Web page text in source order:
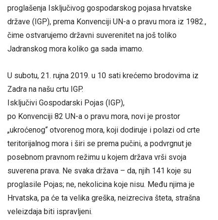
proglašenja Isključivog gospodarskog pojasa hrvatske
države (IGP), prema Konvenciji UN-a o pravu mora iz 1982.,
čime ostvarujemo državni suverenitet na još toliko
Jadranskog mora koliko ga sada imamo.
U subotu, 21. rujna 2019. u 10 sati krećemo brodovima iz
Zadra na našu crtu IGP.
Isključivi Gospodarski Pojas (IGP),
po Konvenciji 82 UN-a o pravu mora, novi je prostor
„ukroćenog“ otvorenog mora, koji dodiruje i polazi od crte
teritorijalnog mora i širi se prema pučini, a podvrgnut je
posebnom pravnom režimu u kojem država vrši svoja
suverena prava. Ne svaka država – da, njih 141 koje su
proglasile Pojas; ne, nekolicina koje nisu. Među njima je
Hrvatska, pa će ta velika greška, neizreciva šteta, strašna
veleizdaja biti ispravljeni.